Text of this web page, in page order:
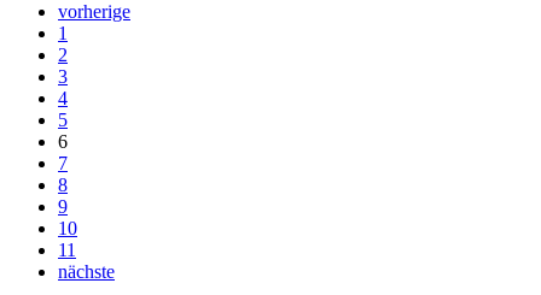
vorherige
1
2
3
4
5
6
7
8
9
10
11
nächste